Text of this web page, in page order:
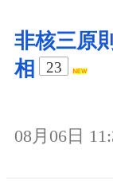
非核三原
相
23
08月06日